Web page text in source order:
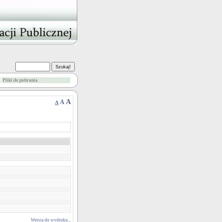
Pliki do pobrania
A A A
Wersja do wydruku...